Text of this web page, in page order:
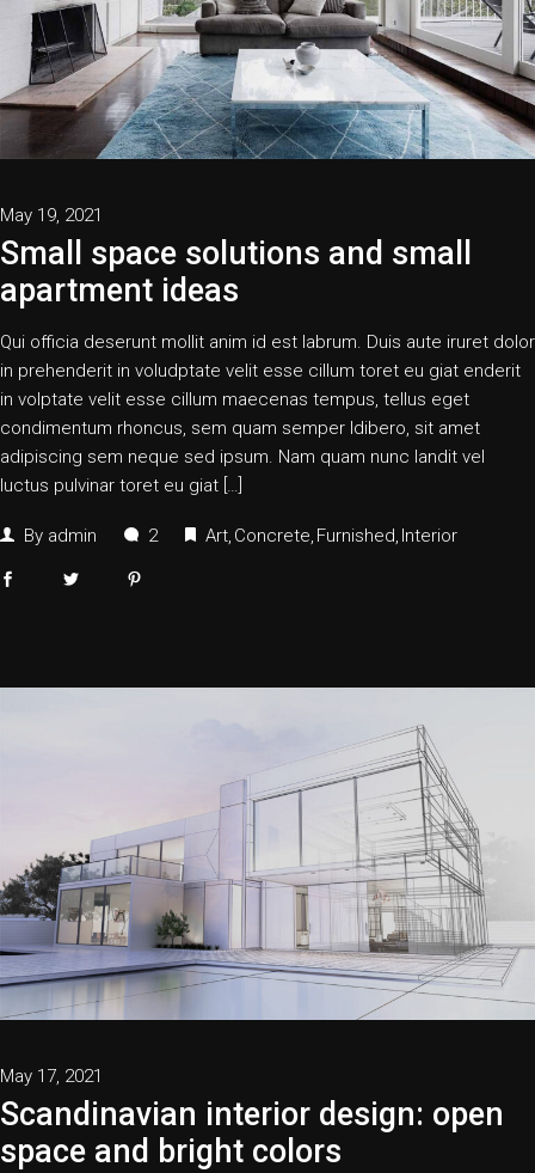
May 19, 2021
Small space solutions and small
apartment ideas
Qui officia deserunt mollit anim id est labrum. Duis aute iruret dolor
in prehenderit in voludptate velit esse cillum toret eu giat enderit
in volptate velit esse cillum maecenas tempus, tellus eget
condimentum rhoncus, sem quam semper ldibero, sit amet
adipiscing sem neque sed ipsum. Nam quam nunc landit vel
luctus pulvinar toret eu giat […]
By admin 2 Art Concrete Furnished Interior
May 17, 2021
Scandinavian interior design: open
space and bright colors